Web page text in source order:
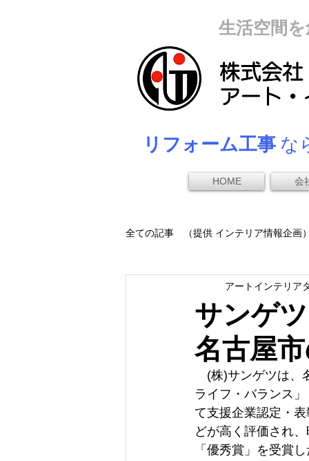
生活空間
リフォーム工事な
HOME 会
全ての記事 （提供 インテリア情報企画
サンゲ
名古屋
アートインテリア
(株)サンゲツは、
ライフ・バランス
て支援企業認定・
どが高く評価され
「優秀賞」を受賞